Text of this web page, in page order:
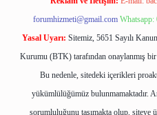
forumhizmeti@gmail.com
Yasal Uyarı: Sitemiz, 5651 Sayılı
Kurumu (BTK) tarafından onaylanmış
Bu nedenle, sitedeki içerikleri
yükümlülüğümüz bulunmamaktadır.
sorumluluğunu taşımakta olup, siteye